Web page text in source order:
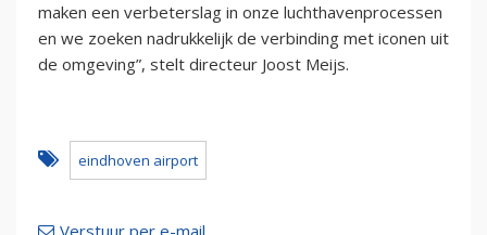
maken een verbeterslag in onze luchthavenprocessen
en we zoeken nadrukkelijk de verbinding met iconen uit
de omgeving”, stelt directeur Joost Meijs.
eindhoven airport